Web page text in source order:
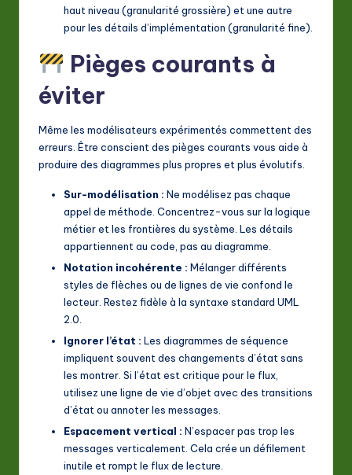
haut niveau (granularité grossière) et une autre
pour les détails d’implémentation (granularité fine).
Pièges courants à
éviter
Même les modélisateurs expérimentés commettent des
erreurs. Être conscient des pièges courants vous aide à
produire des diagrammes plus propres et plus évolutifs.
Sur-modélisation : Ne modélisez pas chaque
appel de méthode. Concentrez-vous sur la logique
métier et les frontières du système. Les détails
appartiennent au code, pas au diagramme.
Notation incohérente : Mélanger différents
styles de flèches ou de lignes de vie confond le
lecteur. Restez fidèle à la syntaxe standard UML
2.0.
Ignorer l’état : Les diagrammes de séquence
impliquent souvent des changements d’état sans
les montrer. Si l’état est critique pour le flux,
utilisez une ligne de vie d’objet avec des transitions
d’état ou annoter les messages.
Espacement vertical : N’espacer pas trop les
messages verticalement. Cela crée un défilement
inutile et rompt le flux de lecture.